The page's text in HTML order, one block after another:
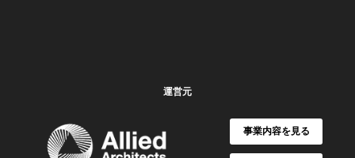
運営元
事業内容を見る